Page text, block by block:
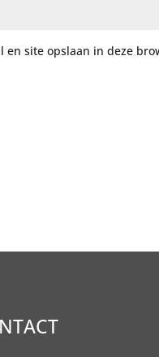
en site opslaan in deze